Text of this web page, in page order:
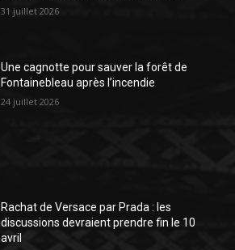
31 juillet 2026
Une cagnotte pour sauver la forêt de
Fontainebleau après l’incendie
24 juillet 2026
Rachat de Versace par Prada : les
discussions devraient prendre fin le 10
avril